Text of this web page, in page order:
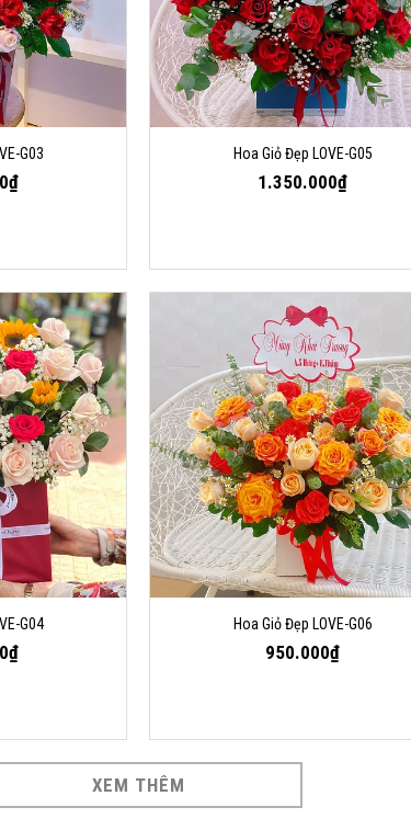
G03
G04
Hoa Giỏ Đẹp LOVE-G05
1.350.000₫
Hoa Giỏ Đẹp LOVE-G06
950.000₫
XEM THÊM